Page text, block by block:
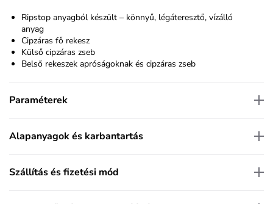
Ripstop anyagból készült – könnyű, légáteresztő, vízálló
anyag
Cipzáras fő rekesz
Külső cipzáras zseb
Belső rekeszek apróságoknak és cipzáras zseb
Paraméterek
Alapanyagok és karbantartás
Szállítás és fizetési mód